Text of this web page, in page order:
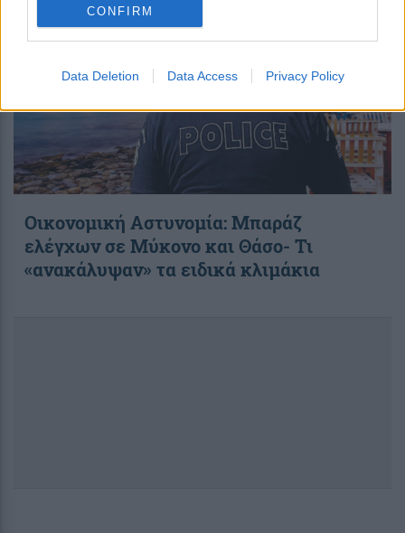
CONFIRM
Data Deletion Data Access Privacy Policy
Οικονομική Αστυνομία: Μπαράζ
ελέγχων σε Μύκονο και Θάσο- Τι
«ανακάλυψαν» τα ειδικά κλιμάκια